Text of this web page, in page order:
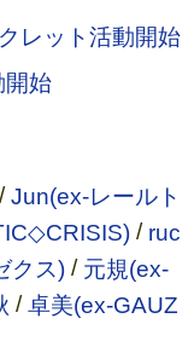
レット活動開始
開始
Jun(ex-レールト
/ ruc
クス)/ 元規(ex-
/卓美(ex-GAUZ